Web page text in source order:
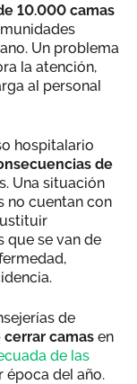
10.000 camas
Un problema
la atención,
al personal
hospitalario
de
s. Una situación
no cuentan con
que se van de
de
cerrar camas en
de las
época del año.